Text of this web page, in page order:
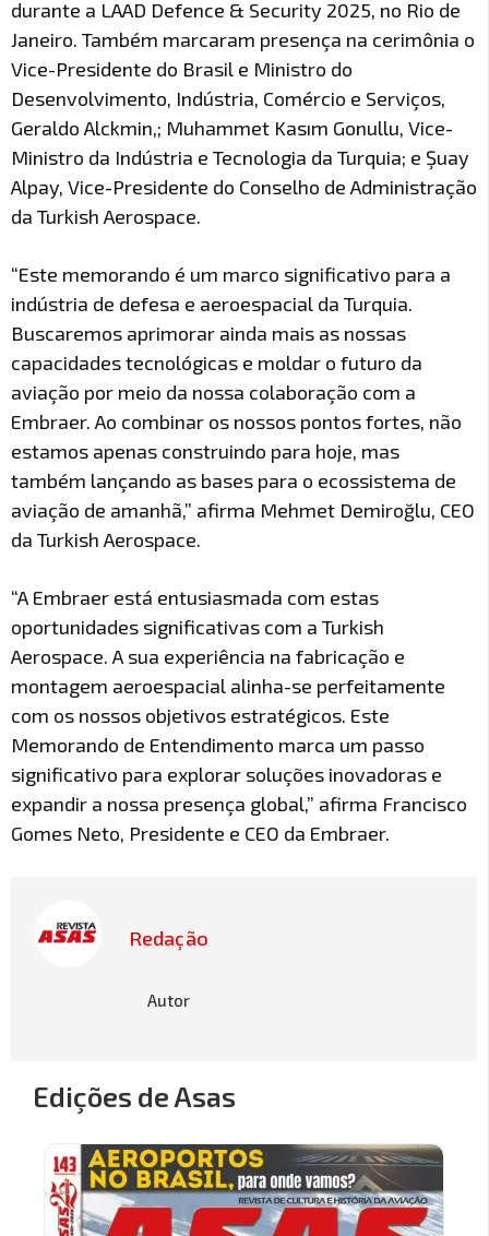
durante a LAAD Defence & Security 2025, no Rio de
Janeiro. Também marcaram presença na cerimônia o
Vice-Presidente do Brasil e Ministro do
Desenvolvimento, Indústria, Comércio e Serviços,
Geraldo Alckmin,; Muhammet Kasım Gonullu, Vice-
Ministro da Indústria e Tecnologia da Turquia; e Şuay
Alpay, Vice-Presidente do Conselho de Administração
da Turkish Aerospace.
“Este memorando é um marco significativo para a
indústria de defesa e aeroespacial da Turquia.
Buscaremos aprimorar ainda mais as nossas
capacidades tecnológicas e moldar o futuro da
aviação por meio da nossa colaboração com a
Embraer. Ao combinar os nossos pontos fortes, não
estamos apenas construindo para hoje, mas
também lançando as bases para o ecossistema de
aviação de amanhã,” afirma Mehmet Demiroğlu, CEO
da Turkish Aerospace.
“A Embraer está entusiasmada com estas
oportunidades significativas com a Turkish
Aerospace. A sua experiência na fabricação e
montagem aeroespacial alinha-se perfeitamente
com os nossos objetivos estratégicos. Este
Memorando de Entendimento marca um passo
significativo para explorar soluções inovadoras e
expandir a nossa presença global,” afirma Francisco
Gomes Neto, Presidente e CEO da Embraer.
Redação
Autor
Edições de Asas